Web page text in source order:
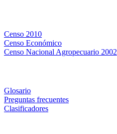
Censo 2010
Censo Económico
Censo Nacional Agropecuario 2002
Glosario
Preguntas frecuentes
Clasificadores